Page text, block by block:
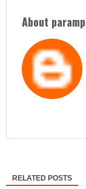
About
RELATED POSTS